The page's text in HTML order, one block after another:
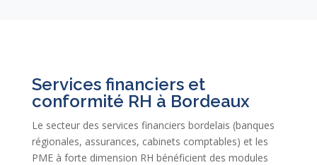
Services financiers et
conformité RH à Bordeaux
Le secteur des services financiers bordelais (banques
régionales, assurances, cabinets comptables) et les
PME à forte dimension RH bénéficient des modules